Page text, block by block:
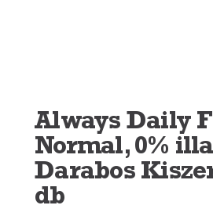
Always Daily
Normal, 0%
Darabos
db